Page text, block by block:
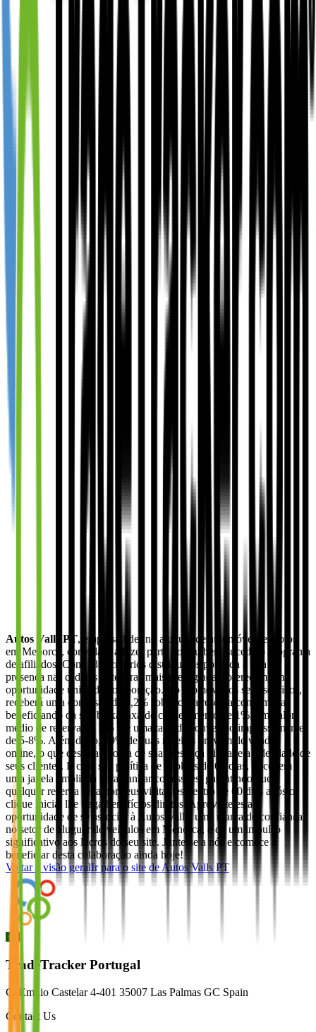
Autos Valls PT, empresa líder no aluguer de automóveis e motos
em Menorca, convida-o a fazer parte do seu bem-sucedido programa
de afiliados. Com 18 escritórios distribuídos por toda a ilha e
presença nas cadeias hoteleiras mais prestigiadas, oferecem uma
oportunidade única de colaboração. Ao promover os seus serviços,
receberá uma comissão de 4,2% sobre cada reserva confirmada,
beneficiando da sua baixa taxa de cancelamento de 1%, um valor
médio de reserva de 185 € e uma taxa de conversão impressionante
de 5-8%. Além disso, 70% de suas receitas provêm de vendas
online, o que destaca a força de sua presença digital e a fidelidade de
seus clientes. E com sua política de cookies de 60 dias, você tem
uma janela ampliada para ganhar comissões, garantindo que
qualquer reserva feita por seus visitantes dentro de 60 dias após o
clique inicial lhe traga benefícios diretos. Aproveite esta
oportunidade de se associar à Autos Valls, uma marca de confiança
no setor de aluguer de veículos em Menorca, e dê um impulso
significativo aos lucros do seu site. Junte-se a nós e comece a
beneficiar desta colaboração ainda hoje!
Voltar à visão geralIr para o site de Autos Valls PT
TradeTracker Portugal
C/ Emilio Castelar 4-401 35007 Las Palmas GC Spain
Contact Us